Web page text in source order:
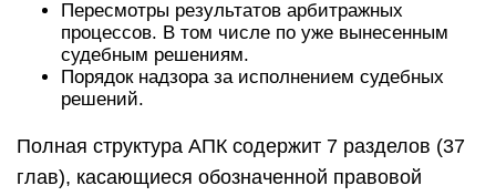
Пересмотры результатов арбитражных
процессов. В том числе по уже вынесенным
судебным решениям.
Порядок надзора за исполнением судебных
решений.
Полная структура АПК содержит 7 разделов (37
глав), касающиеся обозначенной правовой